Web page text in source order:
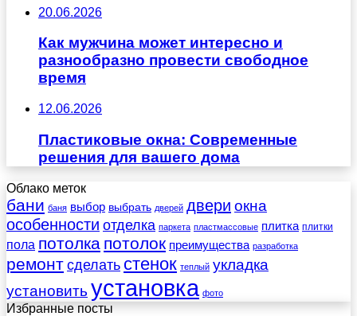
20.06.2026
Как мужчина может интересно и
разнообразно провести свободное
время
12.06.2026
Пластиковые окна: Современные
решения для вашего дома
Облако меток
бани баня выбор выбрать дверей двери окна
особенности отделка паркета пластмассовые плитка плитки
пола потолка потолок преимущества разработка
ремонт сделать стенок теплый укладка
установить установка фото
Избранные посты